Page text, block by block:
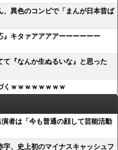
、異色のコンビで「まんが日本昔ば
』キタァアアアアーーーーーー
て『なんか生ぬるいな』と思った
くｗｗｗｗｗｗｗｗ
者は「今も普通の顔して芸能活動
、史上初のマイナスキャッシュフ